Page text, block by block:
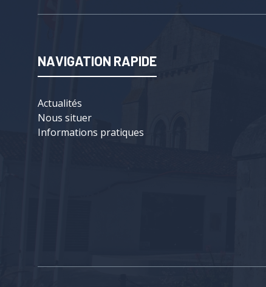
NAVIGATION RAPIDE
Actualités
Nous situer
Informations pratiques